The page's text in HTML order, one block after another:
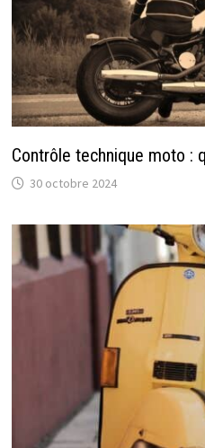
Contrôle technique moto :
30 octobre 2024